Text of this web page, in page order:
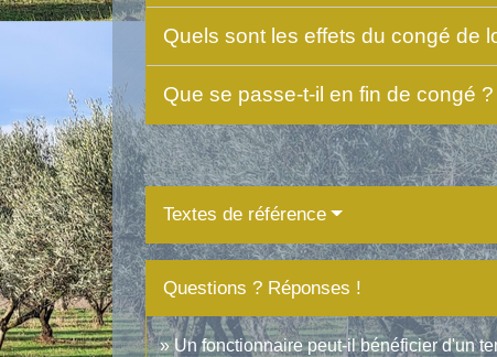
Quels sont les effets du congé de
Que se passe-t-il en fin de congé ?
Textes de référence
Questions ? Réponses !
Un fonctionnaire peut-il bénéficier d'un